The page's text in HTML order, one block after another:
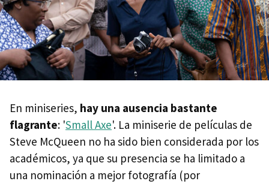
En miniseries, hay una ausencia bastante
flagrante: 'Small Axe'. La miniserie de películas de
Steve McQueen no ha sido bien considerada por los
académicos, ya que su presencia se ha limitado a
una nominación a mejor fotografía (por